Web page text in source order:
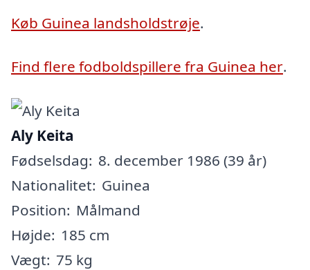
Køb Guinea landsholdstrøje.
Find flere fodboldspillere fra Guinea her.
Aly Keita
Fødselsdag: 8. december 1986 (39 år)
Nationalitet: Guinea
Position: Målmand
Højde: 185 cm
Vægt: 75 kg